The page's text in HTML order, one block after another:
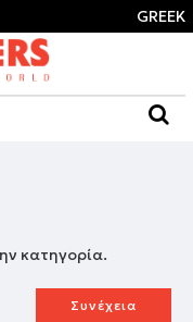
GREEK
κατηγορία.
Συνέχεια